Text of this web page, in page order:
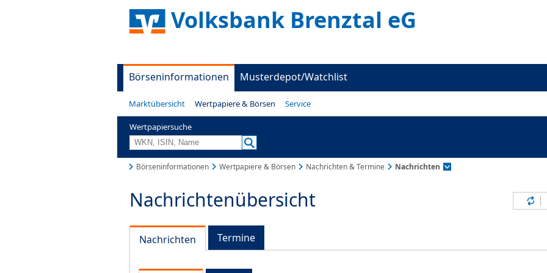
Volksbank Brenztal eG
Börseninformationen Musterdepot/Watchlist
Marktübersicht Wertpapiere & Börsen Service
Wertpapiersuche
Börseninformationen Wertpapiere & Börsen Nachrichten & Termine Nachrichten
Nachrichtenübersicht
Nachrichten Termine